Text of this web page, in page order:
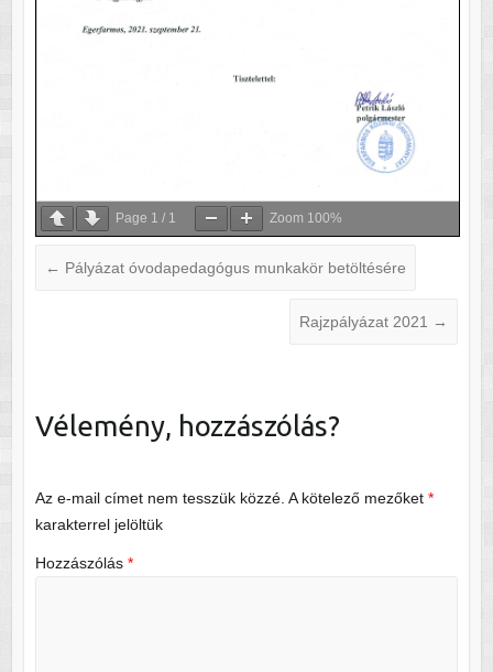
Page 1 / 1 Zoom 100%
← Pályázat óvodapedagógus munkakör betöltésére
Rajzpályázat 2021 →
Vélemény, hozzászólás?
Az e-mail címet nem tesszük közzé. A kötelező mezőket *
karakterrel jelöltük
Hozzászólás *